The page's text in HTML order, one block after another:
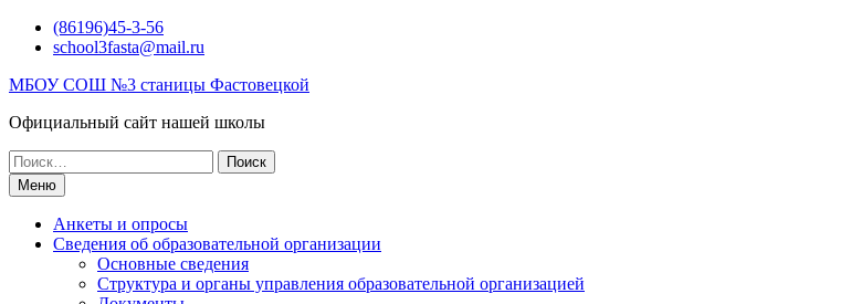
Перейти(86196)45-3-56
school3fasta@mail.ru
МБОУ СОШ №3 станицы Фастовецкой
Официальный сайт нашей школы
Поиск
по:Меню
Анкеты и опросы
Сведения об образовательной организации
Основные сведения
Структура и органы управления образовательной организацией